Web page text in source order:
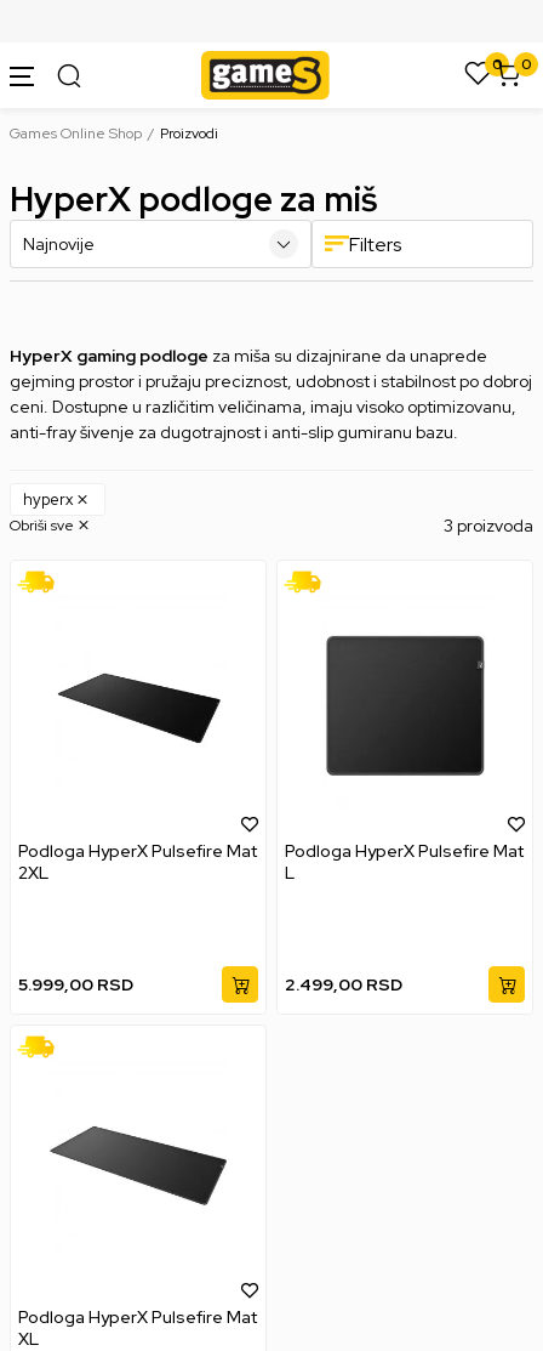
0 0
Games Online Shop Proizvodi
HyperX podloge za miš
Filters
HyperX gaming podloge za miša su dizajnirane da unaprede
gejming prostor i pružaju preciznost, udobnost i stabilnost po dobroj
ceni. Dostupne u različitim veličinama, imaju visoko optimizovanu,
anti-fray šivenje za dugotrajnost i anti-slip gumiranu bazu.
hyperx
3 proizvoda
Obriši sve
Podloga HyperX Pulsefire Mat
2XL
5.999,00 RSD
Podloga HyperX Pulsefire Mat
L
2.499,00 RSD
Podloga HyperX Pulsefire Mat
XL